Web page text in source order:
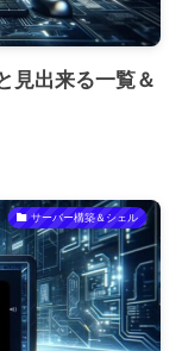
見出来る一覧＆
サーバー構築＆シェル